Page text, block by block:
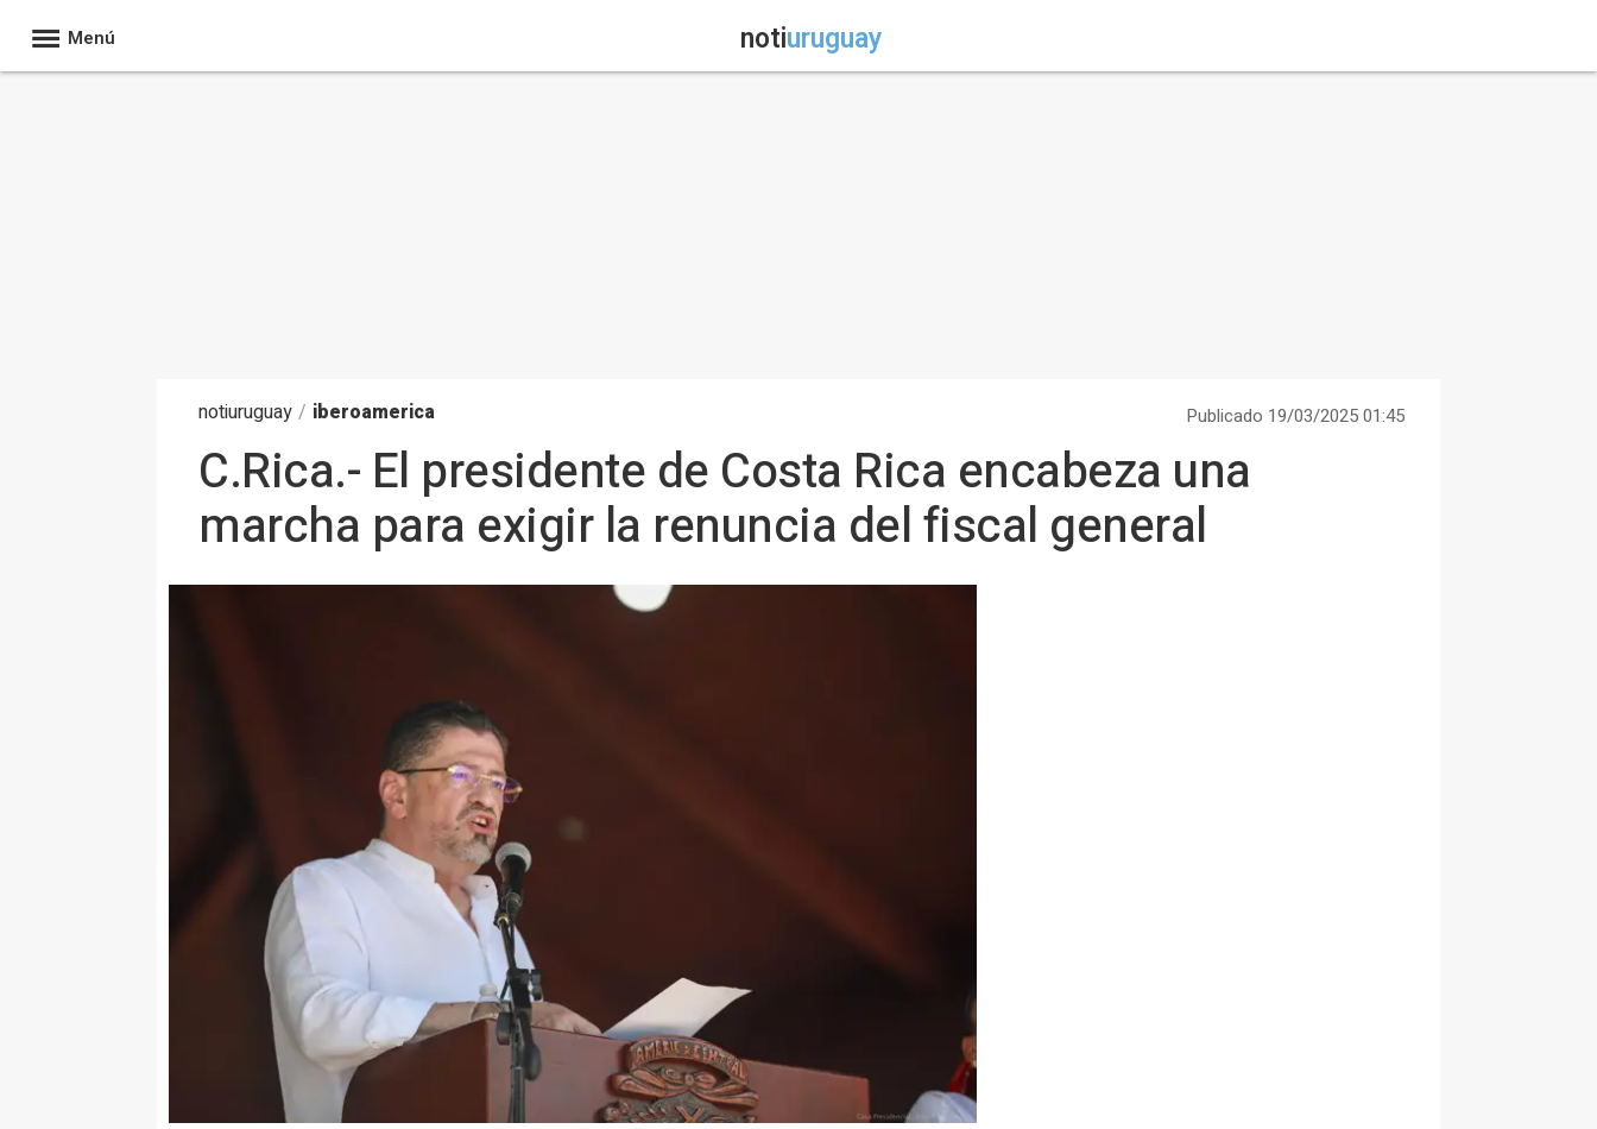
Menú notiuruguay
notiuruguay / iberoamerica Publicado 19/03/2025 01:45
C.Rica.- El presidente de Costa Rica encabeza una
marcha para exigir la renuncia del fiscal general